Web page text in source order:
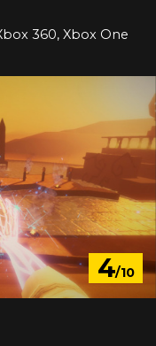
360, Xbox One
4/10